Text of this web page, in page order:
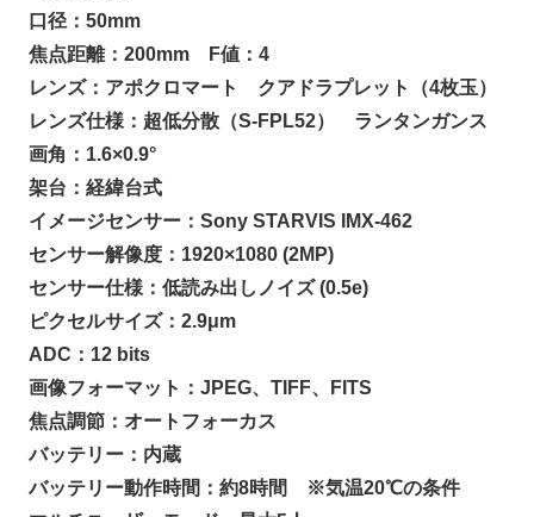
口径：50mm
焦点距離：200mm F値：4
レンズ：アポクロマート クアドラプレット（4枚玉）
レンズ仕様：超低分散（S-FPL52） ランタンガンス
画角：1.6×0.9°
架台：経緯台式
イメージセンサー：Sony STARVIS IMX-462
センサー解像度：1920×1080 (2MP)
センサー仕様：低読み出しノイズ (0.5e)
ピクセルサイズ：2.9μm
ADC：12 bits
画像フォーマット：JPEG、TIFF、FITS
焦点調節：オートフォーカス
バッテリー：内蔵
バッテリー動作時間：約8時間 ※気温20℃の条件